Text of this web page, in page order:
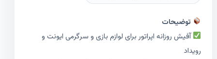
توضیحات
آفیش روزانه اپراتور برای لوازم بازی و سرگرمی ایونت و
رویداد